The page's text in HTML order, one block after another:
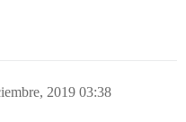
2019 03:38